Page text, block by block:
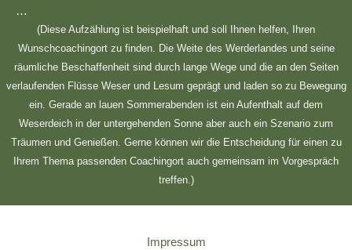
…
(Diese Aufzählung ist beispielhaft und soll Ihnen helfen, Ihren
Wunschcoachingort zu finden. Die Weite des Werderlandes und seine
räumliche Beschaffenheit sind durch lange Wege und die an den Seiten
verlaufenden Flüsse Weser und Lesum geprägt und laden so zu Bewegung
ein. Gerade an lauen Sommerabenden ist ein Aufenthalt auf dem
Weserdeich in der untergehenden Sonne aber auch ein Szenario zum
Träumen und Genießen. Gerne können wir die Entscheidung für einen zu
Ihrem Thema passenden Coachingort auch gemeinsam im Vorgespräch
treffen.)
Impressum